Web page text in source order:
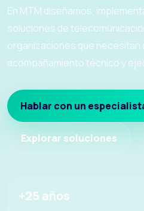
En MTM diseñamos,
soluciones de
organizaciones que necesitan
acompañamiento técnico y
Hablar con un
Explorar soluciones
+25 años